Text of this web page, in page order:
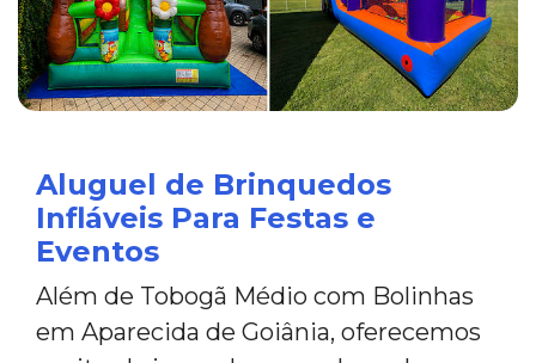
Aluguel de Brinquedos
Infláveis Para Festas e
Eventos
Além de Tobogã Médio com Bolinhas
em Aparecida de Goiânia, oferecemos